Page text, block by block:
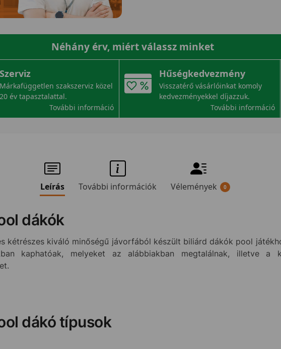
Néhány érv, miért válassz minket
Szerviz
Márkafüggetlen szakszerviz közel
20 év tapasztalattal.
További információ
Hűségkedvezmény
Visszatérő vásárlóinkat komoly
kedvezményekkel díjazzuk.
További információ
Leírás További információk Vélemények 0
dákók
kétrészes kiváló minőségű jávorfából készült biliárd dákók pool
kaphatóak, melyeket az alábbiakban megtalálnak, illetve a
dákó típusok